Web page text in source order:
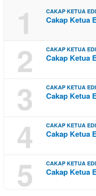
1 CAKAP KETUA EDI
Cakap Ketua
2 CAKAP KETUA EDI
Cakap Ketua
3 CAKAP KETUA EDI
Cakap Ketua
4 CAKAP KETUA EDI
Cakap Ketua
5 CAKAP KETUA EDI
Cakap Ketua